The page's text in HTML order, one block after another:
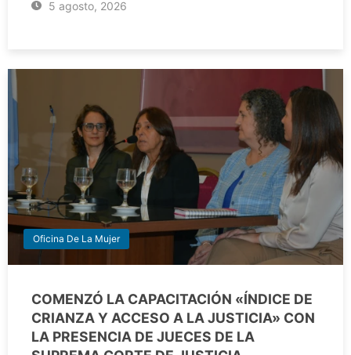
5 agosto, 2026
Oficina De La Mujer
COMENZÓ LA CAPACITACIÓN «ÍNDICE DE
CRIANZA Y ACCESO A LA JUSTICIA» CON
LA PRESENCIA DE JUECES DE LA